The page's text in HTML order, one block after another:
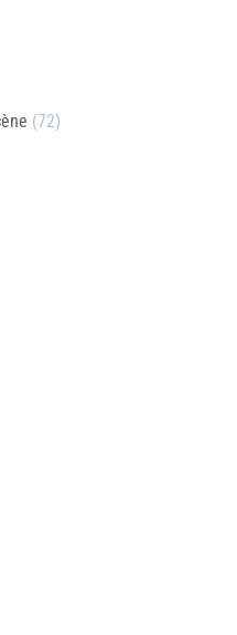
(72)